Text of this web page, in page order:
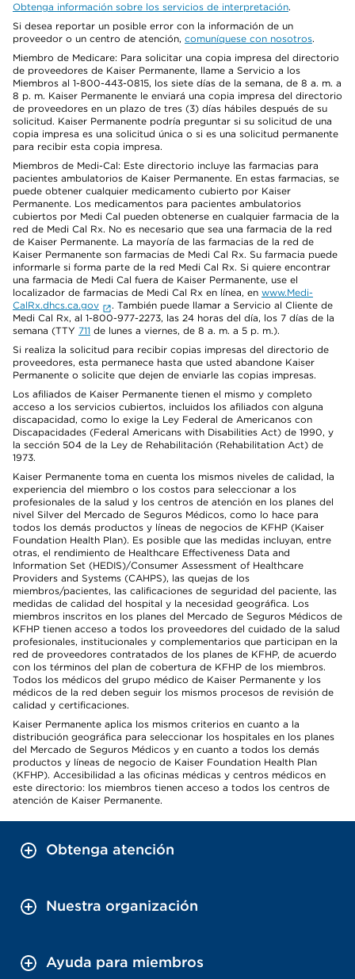
Obtenga información sobre los servicios de interpretación.
Si desea reportar un posible error con la información de un
proveedor o un centro de atención, comuníquese con nosotros.
Miembro de Medicare: Para solicitar una copia impresa del directorio
de proveedores de Kaiser Permanente, llame a Servicio a los
Miembros al 1-800-443-0815, los siete días de la semana, de 8 a. m. a
8 p. m. Kaiser Permanente le enviará una copia impresa del directorio
de proveedores en un plazo de tres (3) días hábiles después de su
solicitud. Kaiser Permanente podría preguntar si su solicitud de una
copia impresa es una solicitud única o si es una solicitud permanente
para recibir esta copia impresa.
Miembros de Medi-Cal: Este directorio incluye las farmacias para
pacientes ambulatorios de Kaiser Permanente. En estas farmacias, se
puede obtener cualquier medicamento cubierto por Kaiser
Permanente. Los medicamentos para pacientes ambulatorios
cubiertos por Medi Cal pueden obtenerse en cualquier farmacia de la
red de Medi Cal Rx. No es necesario que sea una farmacia de la red
de Kaiser Permanente. La mayoría de las farmacias de la red de
Kaiser Permanente son farmacias de Medi Cal Rx. Su farmacia puede
informarle si forma parte de la red Medi Cal Rx. Si quiere encontrar
una farmacia de Medi Cal fuera de Kaiser Permanente, use el
localizador de farmacias de Medi Cal Rx en línea, en www.Medi-
CalRx.dhcs.ca.gov
. También puede llamar a Servicio al Cliente de
Medi Cal Rx, al 1-800-977-2273, las 24 horas del día, los 7 días de la
semana (TTY 711 de lunes a viernes, de 8 a. m. a 5 p. m.).
Si realiza la solicitud para recibir copias impresas del directorio de
proveedores, esta permanece hasta que usted abandone Kaiser
Permanente o solicite que dejen de enviarle las copias impresas.
Los afiliados de Kaiser Permanente tienen el mismo y completo
acceso a los servicios cubiertos, incluidos los afiliados con alguna
discapacidad, como lo exige la Ley Federal de Americanos con
Discapacidades (Federal Americans with Disabilities Act) de 1990, y
la sección 504 de la Ley de Rehabilitación (Rehabilitation Act) de
1973.
Kaiser Permanente toma en cuenta los mismos niveles de calidad, la
experiencia del miembro o los costos para seleccionar a los
profesionales de la salud y los centros de atención en los planes del
nivel Silver del Mercado de Seguros Médicos, como lo hace para
todos los demás productos y líneas de negocios de KFHP (Kaiser
Foundation Health Plan). Es posible que las medidas incluyan, entre
otras, el rendimiento de Healthcare Effectiveness Data and
Information Set (HEDIS)/Consumer Assessment of Healthcare
Providers and Systems (CAHPS), las quejas de los
miembros/pacientes, las calificaciones de seguridad del paciente, las
medidas de calidad del hospital y la necesidad geográfica. Los
miembros inscritos en los planes del Mercado de Seguros Médicos de
KFHP tienen acceso a todos los proveedores del cuidado de la salud
profesionales, institucionales y complementarios que participan en la
red de proveedores contratados de los planes de KFHP, de acuerdo
con los términos del plan de cobertura de KFHP de los miembros.
Todos los médicos del grupo médico de Kaiser Permanente y los
médicos de la red deben seguir los mismos procesos de revisión de
calidad y certificaciones.
Kaiser Permanente aplica los mismos criterios en cuanto a la
distribución geográfica para seleccionar los hospitales en los planes
del Mercado de Seguros Médicos y en cuanto a todos los demás
productos y líneas de negocio de Kaiser Foundation Health Plan
(KFHP). Accesibilidad a las oficinas médicas y centros médicos en
este directorio: los miembros tienen acceso a todos los centros de
atención de Kaiser Permanente.
Obtenga atención
Nuestra organización
Ayuda para miembros